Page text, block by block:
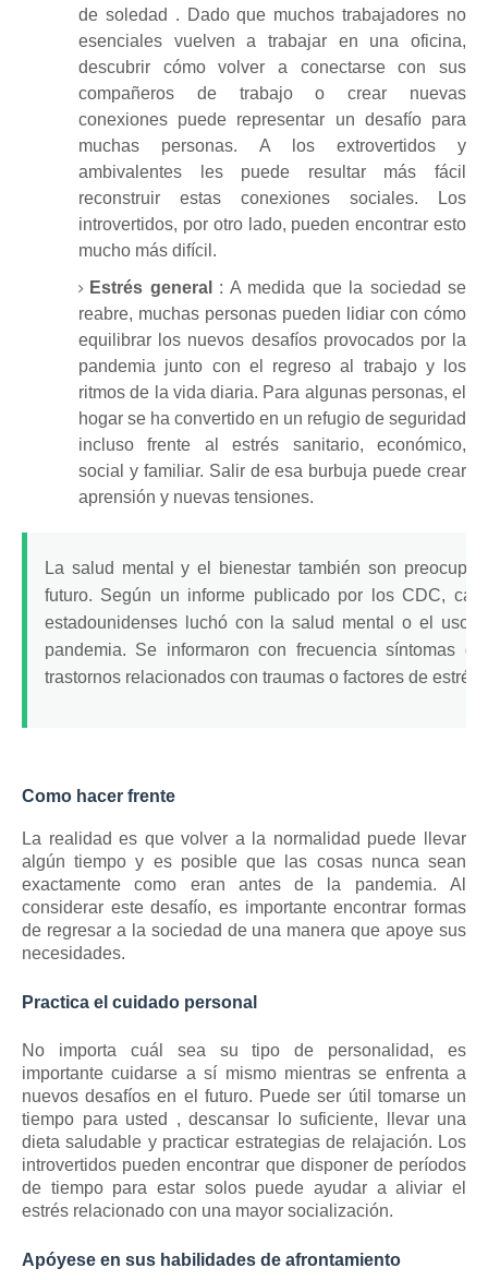
de soledad . Dado que muchos trabajadores no
esenciales vuelven a trabajar en una oficina,
descubrir cómo volver a conectarse con sus
compañeros de trabajo o crear nuevas
conexiones puede representar un desafío para
muchas personas. A los extrovertidos y
ambivalentes les puede resultar más fácil
reconstruir estas conexiones sociales.
Los
introvertidos, por otro lado, pueden encontrar esto
mucho más difícil.
Estrés general
: A medida que la sociedad se
reabre, muchas personas pueden lidiar con cómo
equilibrar los nuevos desafíos provocados por la
pandemia junto con el regreso al trabajo y los
ritmos de la vida diaria. Para algunas personas, el
hogar se ha convertido en un refugio de seguridad
incluso frente al estrés sanitario, económico,
social y familiar. Salir de esa burbuja puede crear
aprensión y nuevas tensiones.
La salud mental y el bienestar también son
futuro. Según un informe publicado por los CDC,
estadounidenses luchó con la salud mental o el uso
pandemia. Se informaron con frecuencia síntomas
trastornos relacionados con traumas o factores de estrés.
Como hacer frente
La realidad es que volver a la normalidad puede llevar
algún tiempo y es posible que las cosas nunca sean
exactamente como eran antes de la pandemia. Al
considerar este desafío, es importante encontrar formas
de regresar a la sociedad de una manera que apoye sus
necesidades.
Practica el cuidado personal
No importa cuál sea su tipo de personalidad, es
importante cuidarse a sí mismo mientras se enfrenta a
nuevos desafíos en el futuro. Puede ser útil tomarse un
tiempo para usted
, descansar lo suficiente, llevar una
dieta saludable y practicar estrategias de relajación. Los
introvertidos pueden encontrar que disponer de períodos
de tiempo para estar solos puede ayudar a aliviar el
estrés relacionado con una mayor socialización.
Apóyese en sus habilidades de afrontamiento